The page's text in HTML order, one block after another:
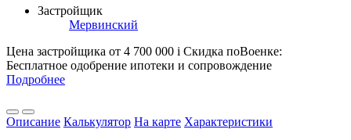
Застройщик
Мервинский
Цена застройщика от 4 700 000 i Скидка поВоенке:
Бесплатное одобрение ипотеки и сопровождение
Подробнее
Описание Калькулятор На карте Характеристики